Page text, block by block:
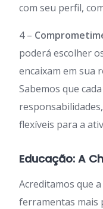
com seu perfil,
4 –
poderá escolher
encaixam em sua
Sabemos que
flexíveis para a
Educação: A
Acreditamos que
ferramentas mais